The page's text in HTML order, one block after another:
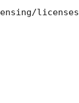
licenses